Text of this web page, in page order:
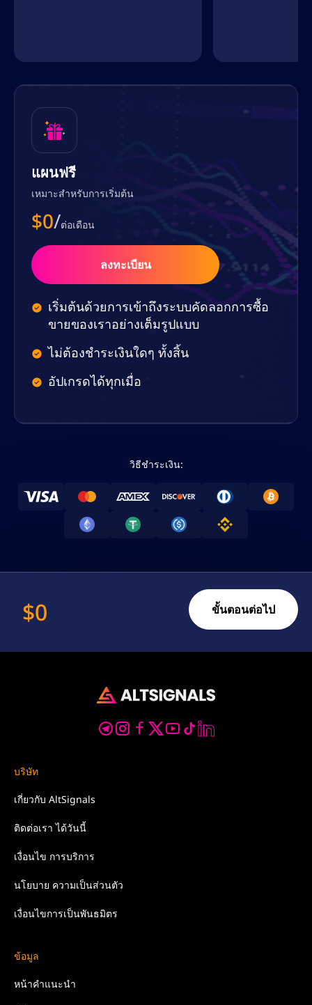
แผนฟรี
เหมาะสำหรับการเริ่มต้น
$0/ต่อเดือน
ลงทะเบียน
เริ่มต้นด้วยการเข้าถึงระบบคัดลอกการซื้อ
ขายของเราอย่างเต็มรูปแบบ
ไม่ต้องชำระเงินใดๆ ทั้งสิ้น
อัปเกรดได้ทุกเมื่อ
วิธีชำระเงิน:
$0 ขั้นตอนต่อไป
บริษัท
เกี่ยวกับ AltSignals
ติดต่อเราได้วันนี้
เงื่อนไข การบริการ
นโยบาย ความเป็นส่วนตัว
เงื่อนไขการเป็นพันธมิตร
ข้อมูล
หน้าคำแนะนำ